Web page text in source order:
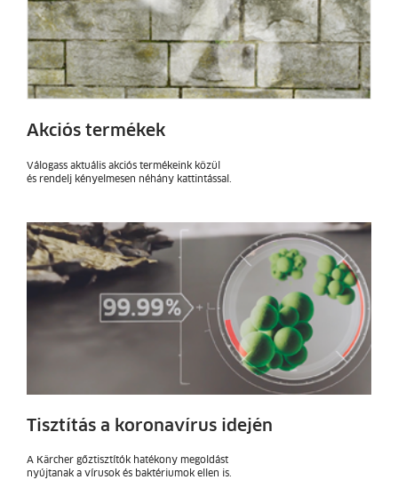
Akciós termékek
Válogass aktuális akciós termékeink közül
és rendelj kényelmesen néhány kattintással.
Tisztítás a koronavírus idején
A Kärcher gőztisztítók hatékony megoldást
nyújtanak a vírusok és baktériumok ellen is.